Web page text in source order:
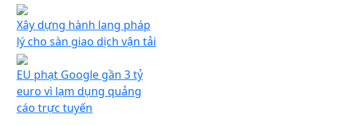
Xây dựng hành lang pháp
lý cho sàn giao dịch vận tải
EU phạt Google gần 3 tỷ
euro vì lạm dụng quảng
cáo trực tuyến